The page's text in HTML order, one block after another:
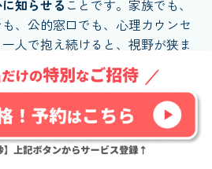
知らせる ことです。家族でも、
、公的窓口でも、心理カウンセ
人で抱え続けると、視野が狭ま
まいます。
」「迷惑をかけたくない」と感
き段階に来ています。